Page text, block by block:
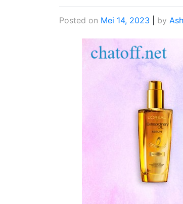
Posted on Mei 14, 2023 by